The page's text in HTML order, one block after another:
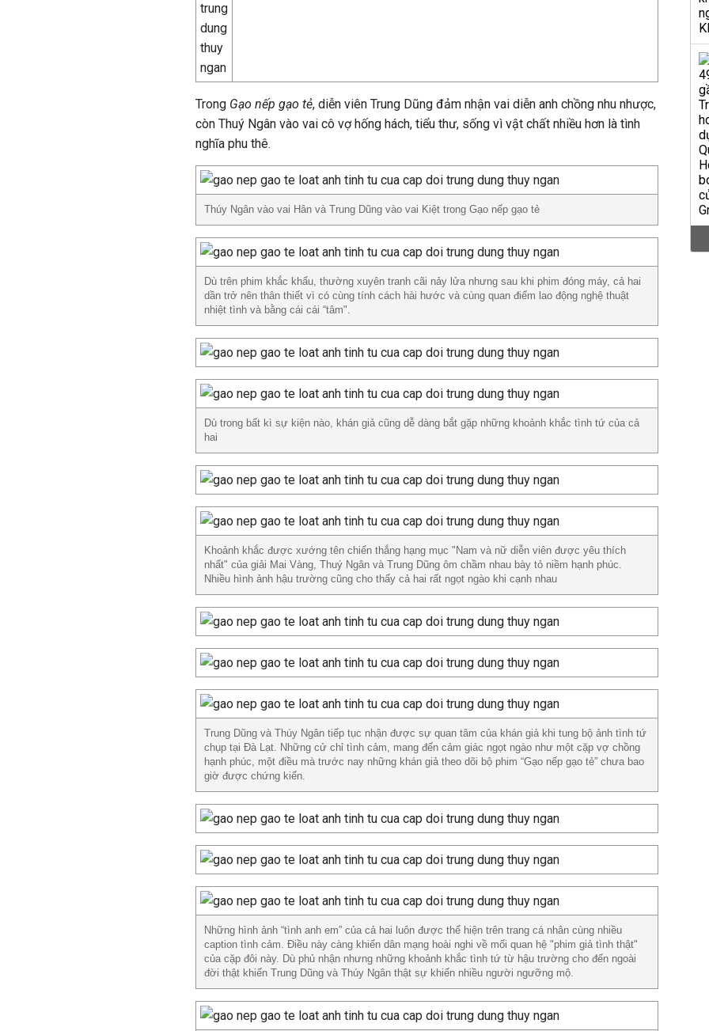
Trong Gạo nếp gạo tẻ, diễn viên Trung Dũng đảm nhận vai diễn anh chồng nhu nhược,
còn Thuý Ngân vào vai cô vợ hống hách, tiểu thư, sống vì vật chất nhiều hơn là tình
nghĩa phu thê.
Thúy Ngân vào vai Hân và Trung Dũng vào vai Kiệt trong Gạo nếp gạo tẻ
Dù trên phim khắc khẩu, thường xuyên tranh cãi nảy lửa nhưng sau khi phim đóng máy, cả hai
dần trở nên thân thiết vì có cùng tính cách hài hước và cùng quan điểm lao động nghệ thuật
nhiệt tình và bằng cái cái “tâm".
Dù trong bất kì sự kiện nào, khán giả cũng dễ dàng bắt gặp những khoảnh khắc tình tứ của cả
hai
Khoảnh khắc được xướng tên chiến thắng hạng mục "Nam và nữ diễn viên được yêu thích
nhất" của giải Mai Vàng, Thuý Ngân và Trung Dũng ôm chầm nhau bày tỏ niềm hạnh phúc.
Nhiều hình ảnh hậu trường cũng cho thấy cả hai rất ngọt ngào khi cạnh nhau
Trung Dũng và Thúy Ngân tiếp tục nhận được sự quan tâm của khán giả khi tung bộ ảnh tình tứ
chụp tại Đà Lạt. Những cử chỉ tình cảm, mang đến cảm giác ngọt ngào như một cặp vợ chồng
hạnh phúc, một điều mà trước nay những khán giả theo dõi bộ phim “Gạo nếp gạo tẻ” chưa bao
giờ được chứng kiến.
Những hình ảnh “tình anh em” của cả hai luôn được thể hiện trên trang cá nhân cùng nhiều
caption tình cảm. Điều này càng khiến dân mạng hoài nghi về mối quan hệ "phim giả tình thật"
của cặp đôi này. Dù phủ nhận nhưng những khoảnh khắc tình tứ từ hậu trường cho đến ngoài
đời thật khiến Trung Dũng và Thúy Ngân thật sự khiến nhiều người ngưỡng mộ.